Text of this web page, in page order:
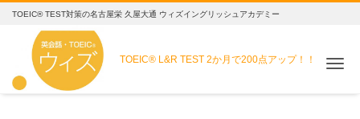
TOEIC® TEST対策の名古屋栄 久屋大通 ウィズイングリッシュアカデミー
TOEIC® L&R TEST2か月で200点アップ！！